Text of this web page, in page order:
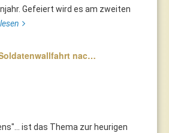
Gefeiert wird es am zweiten
nac…
ist das Thema zur heurigen